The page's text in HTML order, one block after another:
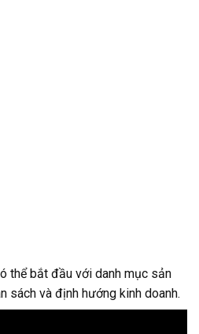
thể bắt đầu với danh mục sản
sách và định hướng kinh doanh.